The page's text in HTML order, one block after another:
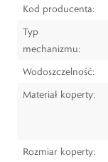
Kod producenta:
Typ
mechanizmu:
Wodoszczelność:
Materiał koperty:
Rozmiar koperty: